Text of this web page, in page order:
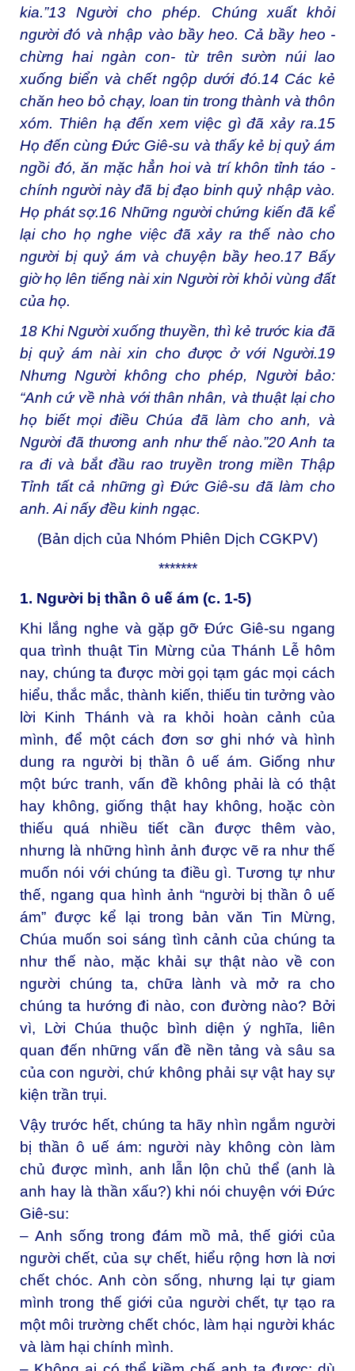
kia.”13 Người cho phép. Chúng xuất khỏi
người đó và nhập vào bầy heo. Cả bầy heo -
chừng hai ngàn con- từ trên sườn núi lao
xuống biển và chết ngộp dưới đó.14 Các kẻ
chăn heo bỏ chạy, loan tin trong thành và thôn
xóm. Thiên hạ đến xem việc gì đã xảy ra.15
Họ đến cùng Đức Giê-su và thấy kẻ bị quỷ ám
ngồi đó, ăn mặc hẳn hoi và trí khôn tỉnh táo -
chính người này đã bị đạo binh quỷ nhập vào.
Họ phát sợ.16 Những người chứng kiến đã kể
lại cho họ nghe việc đã xảy ra thế nào cho
người bị quỷ ám và chuyện bầy heo.17 Bấy
giờ họ lên tiếng nài xin Người rời khỏi vùng đất
của họ.
18 Khi Người xuống thuyền, thì kẻ trước kia đã
bị quỷ ám nài xin cho được ở với Người.19
Nhưng Người không cho phép, Người bảo:
“Anh cứ về nhà với thân nhân, và thuật lại cho
họ biết mọi điều Chúa đã làm cho anh, và
Người đã thương anh như thế nào.”20Anh ta
ra đi và bắt đầu rao truyền trong miền Thập
Tỉnh tất cả những gì Đức Giê-su đã làm cho
anh. Ai nấy đều kinh ngạc.
(Bản dịch của Nhóm Phiên Dịch CGKPV)
*******
1. Người bị thần ô uế ám (c. 1-5)
Khi lắng nghe và gặp gỡ Đức Giê-su ngang
qua trình thuật Tin Mừng của Thánh Lễ hôm
nay, chúng ta được mời gọi tạm gác mọi cách
hiểu, thắc mắc, thành kiến, thiếu tin tưởng vào
lời Kinh Thánh và ra khỏi hoàn cảnh của
mình, để một cách đơn sơ ghi nhớ và hình
dung ra người bị thần ô uế ám. Giống như
một bức tranh, vấn đề không phải là có thật
hay không, giống thật hay không, hoặc còn
thiếu quá nhiều tiết cần được thêm vào,
nhưng là những hình ảnh được vẽ ra như thế
muốn nói với chúng ta điều gì. Tương tự như
thế, ngang qua hình ảnh “người bị thần ô uế
ám” được kể lại trong bản văn Tin Mừng,
Chúa muốn soi sáng tình cảnh của chúng ta
như thế nào, mặc khải sự thật nào về con
người chúng ta, chữa lành và mở ra cho
chúng ta hướng đi nào, con đường nào? Bởi
vì, Lời Chúa thuộc bình diện ý nghĩa, liên
quan đến những vấn đề nền tảng và sâu sa
của con người, chứ không phải sự vật hay sự
kiện trần trụi.
Vậy trước hết, chúng ta hãy nhìn ngắm người
bị thần ô uế ám: người này không còn làm
chủ được mình, anh lẫn lộn chủ thể (anh là
anh hay là thần xấu?) khi nói chuyện với Đức
Giê-su:
– Anh sống trong đám mồ mả, thế giới của
người chết, của sự chết, hiểu rộng hơn là nơi
chết chóc. Anh còn sống, nhưng lại tự giam
mình trong thế giới của người chết, tự tạo ra
một môi trường chết chóc, làm hại người khác
và làm hại chính mình.